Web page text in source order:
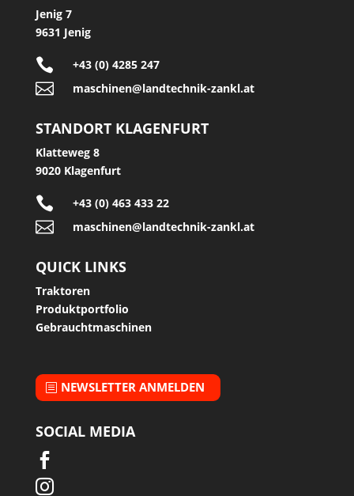
Jenig 7
9631 Jenig
 +43 (0) 4285 247
 maschinen@landtechnik-zankl.at
STANDORT KLAGENFURT
Klatteweg 8
9020 Klagenfurt
 +43 (0) 463 433 22
 maschinen@landtechnik-zankl.at
QUICK LINKS
Traktoren
Produktportfolio
Gebrauchtmaschinen
NEWSLETTER ANMELDEN
SOCIAL MEDIA

